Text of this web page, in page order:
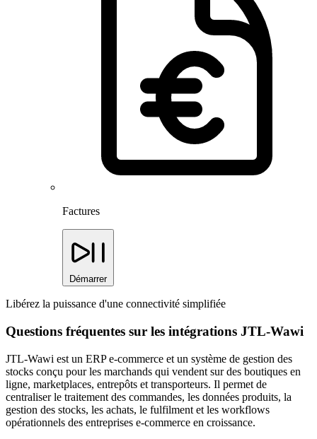
Factures
Démarrer
Libérez la puissance d'une connectivité simplifiée
Questions fréquentes sur les intégrations JTL-Wawi
JTL-Wawi est un ERP e-commerce et un système de gestion des
stocks conçu pour les marchands qui vendent sur des boutiques en
ligne, marketplaces, entrepôts et transporteurs. Il permet de
centraliser le traitement des commandes, les données produits, la
gestion des stocks, les achats, le fulfilment et les workflows
opérationnels des entreprises e-commerce en croissance.